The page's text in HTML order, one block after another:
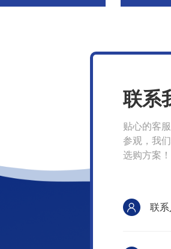
联系
贴心的客
参观，我
选购方案！
联系